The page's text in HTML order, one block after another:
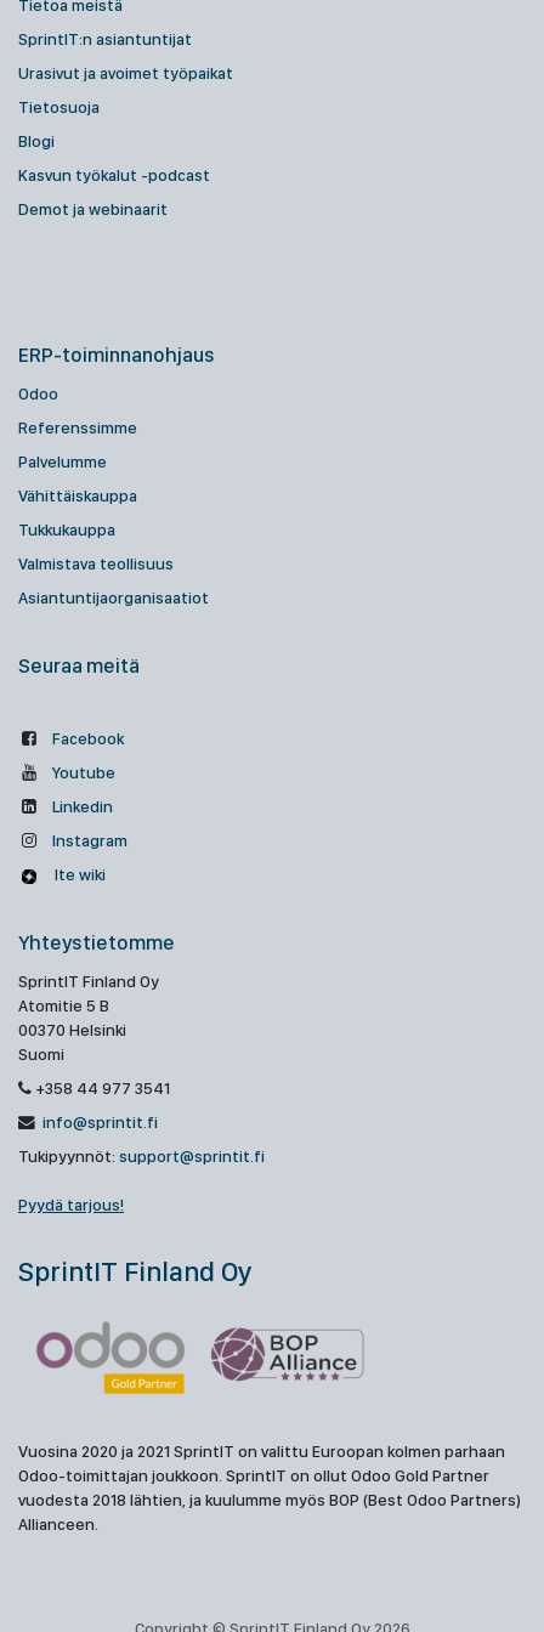
Tietoa meistä
SprintIT:n asiantuntijat
Urasivut ja avoimet työpaikat
Tietosuoja
Blogi
Kasvun työkalut -podcast
Demot ja webinaarit
ERP-toiminnanohjaus
Odoo
Referenssimme
Palvelumme
Vähittäiskauppa
Tukkukauppa
Valmistava teollisuus
Asiantuntijaorganisaatiot
Seuraa meitä
Facebook
Youtube
Linkedin
Instagram
Ite wiki
Yhteystietomme
SprintIT Finland Oy
Atomitie 5 B
00370 Helsinki
Suomi
+358 44 977 3541
info@sprintit.fi
Tukipyynnöt: support@sprintit.fi
Pyydä tarjous!
SprintIT Finland Oy
Vuosina 2020 ja 2021 SprintIT on valittu Euroopan kolmen parhaan
Odoo-toimittajan joukkoon. SprintIT on ollut Odoo Gold Partner
vuodesta 2018 lähtien, ja kuulumme myös BOP (Best Odoo Partners)
Allianceen.
Copyright © SprintIT Finland Oy 2026